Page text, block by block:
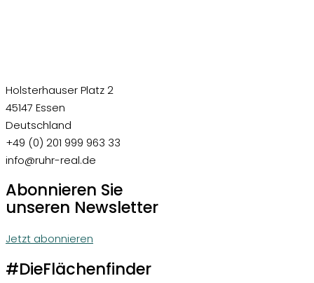
Holsterhauser Platz 2
45147 Essen
Deutschland
+49 (0) 201 999 963 33
info@ruhr-real.de
Abonnieren Sie
unseren Newsletter
Jetzt abonnieren
#DieFlächenfinder